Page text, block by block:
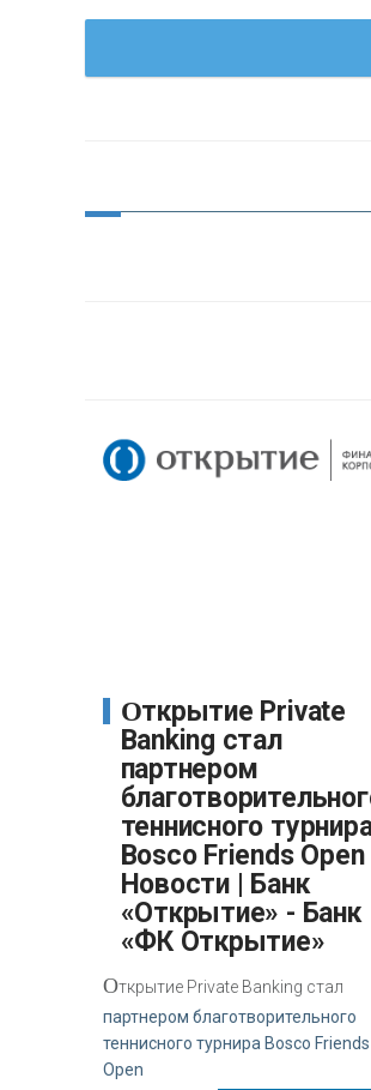
Открытие Private
Banking стал
партнером
теннисного
Bosco Friends Open |
Новости | Банк
«Открытие» - Банк
«ФК Открытие»
Открытие Private Banking стал
партнером благотворительного
теннисного турнира Bosco Friends
Open